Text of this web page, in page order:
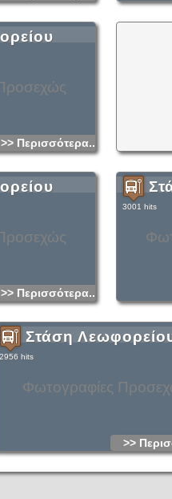
>> Περισσότερα...
>> Περισσότερα...
3001 hits
Φωτογραφίες
Στάση
2956 hits
>>